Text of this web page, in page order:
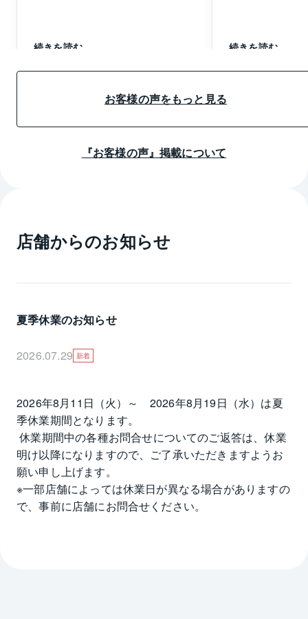
続きを読む 続きを読む
お客様の声をもっと見る
『お客様の声』掲載について
店舗からのお知らせ
夏季休業のお知らせ
2026.07.29 新着
2026年8月11日（火）～　2026年8月19日（水）は夏
季休業期間となります。
休業期間中の各種お問合せについてのご返答は、休業
明け以降になりますので、ご了承いただきますようお
願い申し上げます。
※一部店舗によっては休業日が異なる場合がありますの
で、事前に店舗にお問合せください。